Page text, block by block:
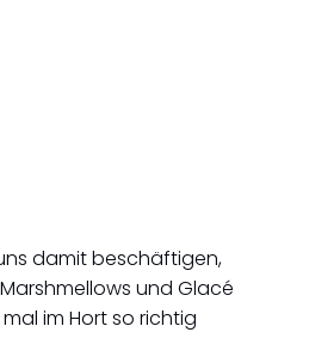
damit beschäftigen,
und Glacé
im Hort so richtig